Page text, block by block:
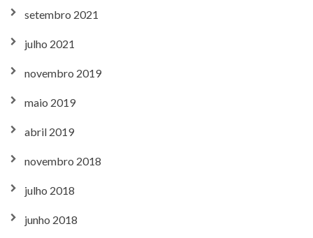
setembro 2021
julho 2021
novembro 2019
maio 2019
abril 2019
novembro 2018
julho 2018
junho 2018